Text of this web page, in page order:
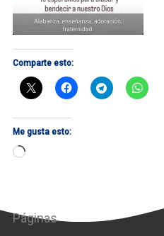
Comparte esto:
Me gusta esto:
Cargando...
Páginas